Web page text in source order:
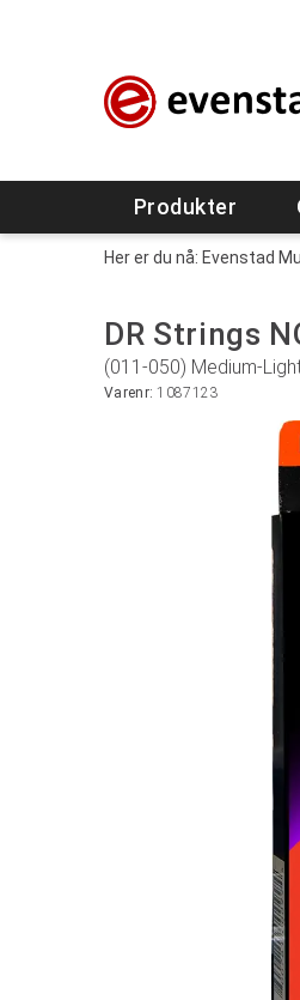
Produkter
Her er du nå: Evenstad
DR Strings
(011-050) Medium-
Varenr:1087123